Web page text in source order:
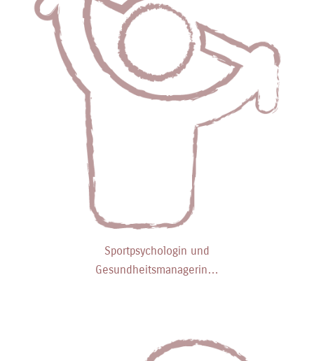
Sportpsychologin und
Gesundheitsmanagerin…